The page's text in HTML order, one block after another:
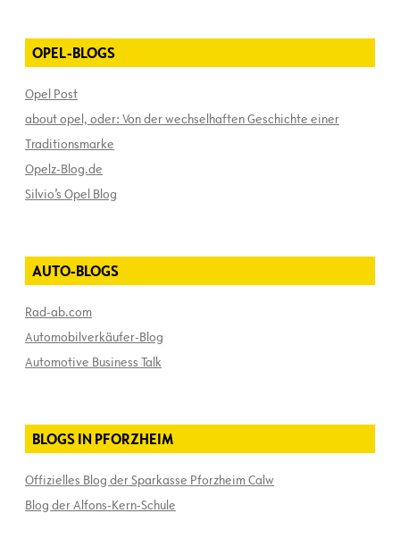
OPEL-BLOGS
Opel Post
about opel, oder: Von der wechselhaften Geschichte einer
Traditionsmarke
Opelz-Blog.de
Silvio’s Opel Blog
AUTO-BLOGS
Rad-ab.com
Automobilverkäufer-Blog
Automotive Business Talk
BLOGS IN PFORZHEIM
Offizielles Blog der Sparkasse Pforzheim Calw
Blog der Alfons-Kern-Schule